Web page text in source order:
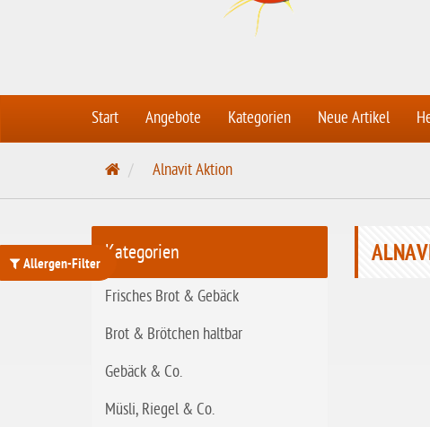
Allergen-Filter
ohne Weizenstärke
Start Angebote Kategorien Neue Artikel
S
t
i
e
Alnavit Aktion
Kategorien
Frisches Brot & Gebäck
Brot & Brötchen haltbar
Gebäck & Co.
Müsli, Riegel & Co.